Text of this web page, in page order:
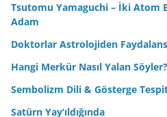
Tsutomu Yamaguchi – İki Atom
Adam
Doktorlar Astrolojiden
Hangi Merkür Nasıl Yalan Söyler?
Sembolizm Dili & Gösterge
Satürn Yay’ıldığında